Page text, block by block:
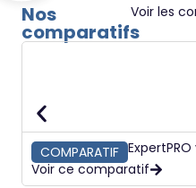
Nos
comparatifs
Voir les
COMPARATIF
Voir ce comparatif